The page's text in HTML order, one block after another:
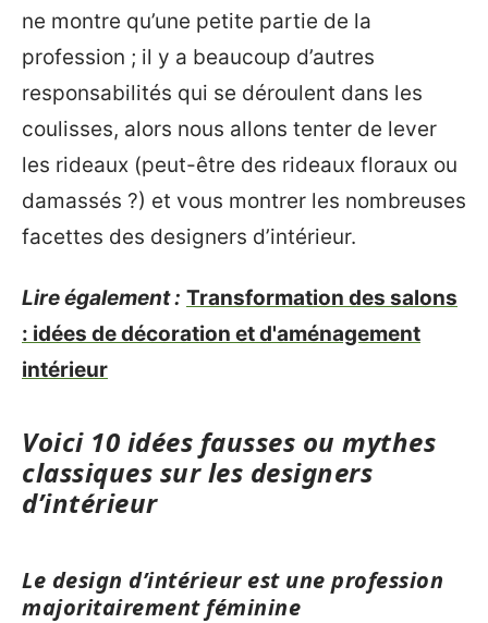
ne montre qu’une petite partie de la
profession ; il y a beaucoup d’autres
responsabilités qui se déroulent dans les
coulisses, alors nous allons tenter de lever
les rideaux (peut-être des rideaux floraux ou
damassés ?) et vous montrer les nombreuses
facettes des designers d’intérieur.
Lire également : Transformation des salons
: idées de décoration et d'aménagement
intérieur
Voici 10 idées fausses ou mythes
classiques sur les designers
d’intérieur
Le design d’intérieur est une profession
majoritairement féminine